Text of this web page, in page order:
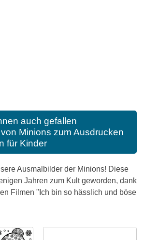
auch gefallen
Minions zum Ausdrucken
für Kinder
Ausmalbilder der Minions! Diese
Jahren zum Kult geworden, dank
Filmen "Ich bin so hässlich und böse